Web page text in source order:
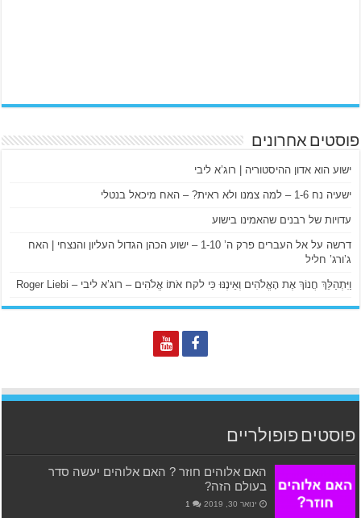
פוסטים אחרונים
ישוע הוא אדון ההיסטוריה | רוג’א ליבי
ישעיה נח 1-6 – למה צמנו ולא ראית? – האח מיכאל בנטלי
עדויות של רבנים שהאמינו בישוע
דרשה על אל העברים פרק ה’ 1-10 – ישוע הכהן הגדול העליון והנצחי | האח
ג’ורג’ חליל
וַיִּתְהַלֵּךְ חֲנוֹךְ אֶת הָאֱלֹהִים וְאֵינֶנּוּ כִּי לקח אֹתוֹ אֱלֹהִים – רוג’א ליבי – Roger Liebi
פוסטים פופולריים
האם אלוהים חוזר ? האם אלוהים יעשה סדר
בעולם הזה?
ינואר 30, 2019 1